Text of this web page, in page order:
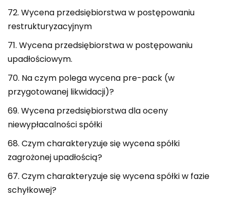
72. Wycena przedsiębiorstwa w postępowaniu
restrukturyzacyjnym
71. Wycena przedsiębiorstwa w postępowaniu
upadłościowym.
70. Na czym polega wycena pre-pack (w
przygotowanej likwidacji)?
69. Wycena przedsiębiorstwa dla oceny
niewypłacalności spółki
68. Czym charakteryzuje się wycena spółki
zagrożonej upadłością?
67. Czym charakteryzuje się wycena spółki w fazie
schyłkowej?